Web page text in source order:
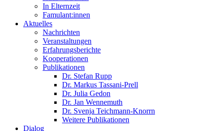
In Elternzeit
Famulant:innen
Aktuelles
Nachrichten
Veranstaltungen
Erfahrungsberichte
Kooperationen
Publikationen
Dr. Stefan Rupp
Dr. Markus Tassani-Prell
Dr. Julia Gedon
Dr. Jan Wennemuth
Dr. Svenja Teichmann-Knorrn
Weitere Publikationen
Dialog